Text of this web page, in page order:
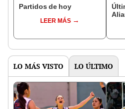
Partidos de hoy
LEER MÁS
LO MÁS VISTO LO ÚLTIMO